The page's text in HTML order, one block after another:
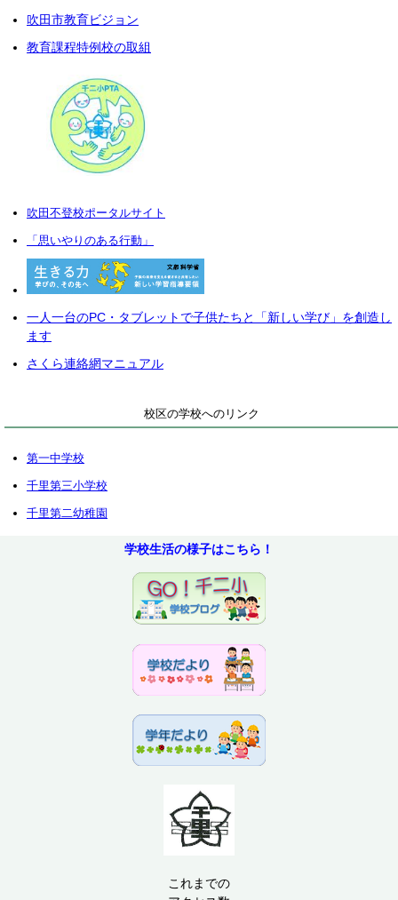
学校生活の様子はこちら！
これまでの
吹田市教育ビジョン
教育課程特例校の取組
吹田不登校ポータルサイト
「思いやりのある行動」
一人一台のPC・タブレットで子供たちと「新しい学び」を創造し
ます
さくら連絡網マニュアル
校区の学校へのリンク
第一中学校
千里第三小学校
千里第二幼稚園